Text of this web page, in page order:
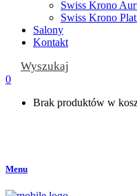
Swiss Krono
Swiss Krono
Salony
Kontakt
Wyszukaj
0
Brak produktów w
Menu